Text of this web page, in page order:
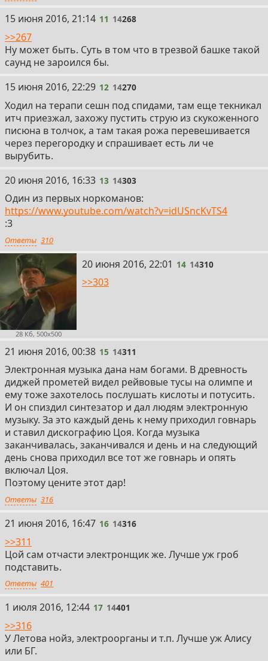
11
15 июня 2016, 21:14 11 14268
>>267
Ну может быть. Суть в том что в трезвой башке такой
саунд не зароился бы.
12
15 июня 2016, 22:29 12 14270
Ходил на терапи сешн под спидами, там еще текникал
итч приезжал, захожу пустить струю из скукоженного
писюна в толчок, а там такая рожа перевешивается
через перегородку и спрашивает есть ли че
вырубить.
13
20 июня 2016, 16:33 13 14303
Один из первых норкоманов:
https://www.youtube.com/watch?v=idUSncKvTS4
:3
Ответы 310
28 Кб, 500x500
14
20 июня 2016, 22:01 14 14310
>>303
15
21 июня 2016, 00:38 15 14311
Электронная музыка дана нам богами. В древность
диджей прометей видел рейвовые тусы на олимпе и
ему тоже захотелось послушать кислоты и потусить.
И он спиздил синтезатор и дал людям электронную
музыку. За это каждый день к нему приходил говнарь
и ставил дискографию Цоя. Когда музыка
заканчивалась, заканчивался и день и на следующий
день снова приходил все тот же говнарь и опять
включал Цоя.
Поэтому цените этот дар!
Ответы 316
16
21 июня 2016, 16:47 16 14316
>>311
Цой сам отчасти электронщик же. Лучше уж гроб
подставить.
Ответы 401
17
1 июля 2016, 12:44 17 14401
>>316
У Летова нойз, электроорганы и т.п. Лучше уж Алису
или БГ.